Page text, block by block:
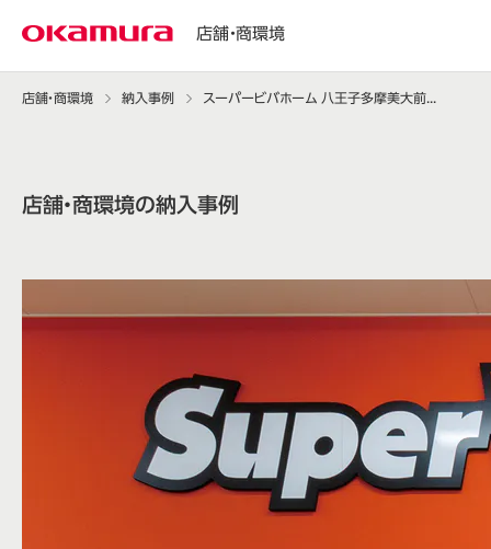
店舗・商環境
店舗・商環境 納入事例
店舗・商環境の納入事例